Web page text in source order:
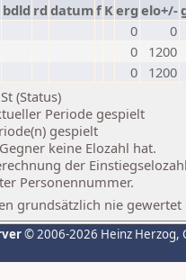
bdld rd datumf Kerg elo+/-
0
0
0
1200
0
1200
(Status)
Periode gespielt
gespielt
keine Elozahl hat.
der
Personennummer.
grundsätzlich nie
© 2006-2026 Heinz Herzog,